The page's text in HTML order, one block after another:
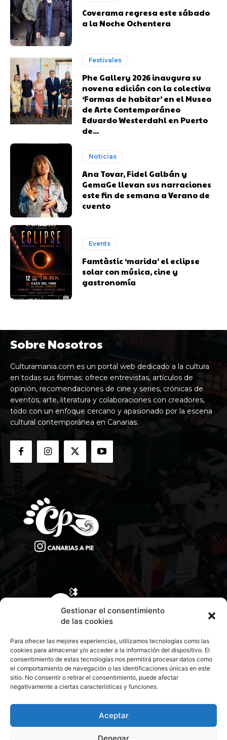
Gestionar el consentimiento
de las cookies
Para ofrecer las mejores experiencias, utilizamos tecnologías como las
cookies para almacenar y/o acceder a la información del dispositivo. El
consentimiento de estas tecnologías nos permitirá procesar datos como
el comportamiento de navegación o las identificaciones únicas en este
sitio. No consentir o retirar el consentimiento, puede afectar
negativamente a ciertas características y funciones.
Aceptar
Denegar
Coverama regresa este sábado
a la Noche Ochentera
Festivales
Phe Gallery 2026 inaugura su
novena edición con la colectiva
‘Formas de habitar’ en el Museo
de Arte Contemporáneo
Eduardo Westerdahl en Puerto
de...
Noticias
Ana Tovar, Fidel Galbán y
GemaGe llevan sus narraciones
este fin de semana a Verano de
cuento
Events
Famtàstic ‘marida’ el eclipse
solar con música, cine y
gastronomía
Sobre Nosotros
Culturamania.com es un portal web dedicado a la cultura
en todas sus formas: ofrece entrevistas, artículos de
opinión, recomendaciones de cine y series, crónicas de
eventos, arte, literatura y colaboraciones con creadores,
todo con un enfoque cercano y apasionado por la escena
cultural contemporánea en Canarias.
CONTACTA CON NOSOTROS